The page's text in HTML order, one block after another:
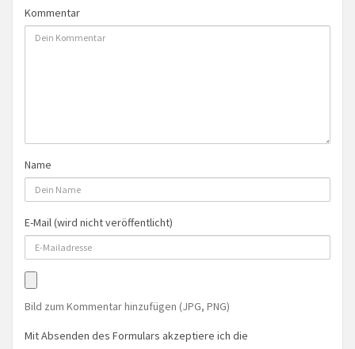
Kommentar
Name
E-Mail (wird nicht veröffentlicht)
Bild zum Kommentar hinzufügen (JPG, PNG)
Mit Absenden des Formulars akzeptiere ich die